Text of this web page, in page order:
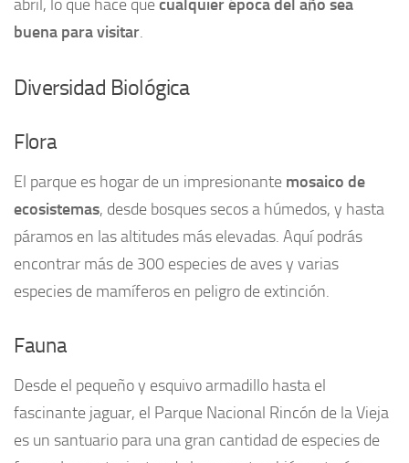
abril, lo que hace quecualquier época del año sea
buena para visitar.
Diversidad Biológica
Flora
El parque es hogar de un impresionante mosaico de
ecosistemas, desde bosques secos a húmedos, y hasta
páramos en las altitudes más elevadas. Aquí podrás
encontrar más de 300 especies de aves y varias
especies de mamíferos en peligro de extinción.
Fauna
Desde el pequeño y esquivo armadillo hasta el
fascinante jaguar, el Parque Nacional Rincón de la Vieja
es un santuario para una gran cantidad de especies de